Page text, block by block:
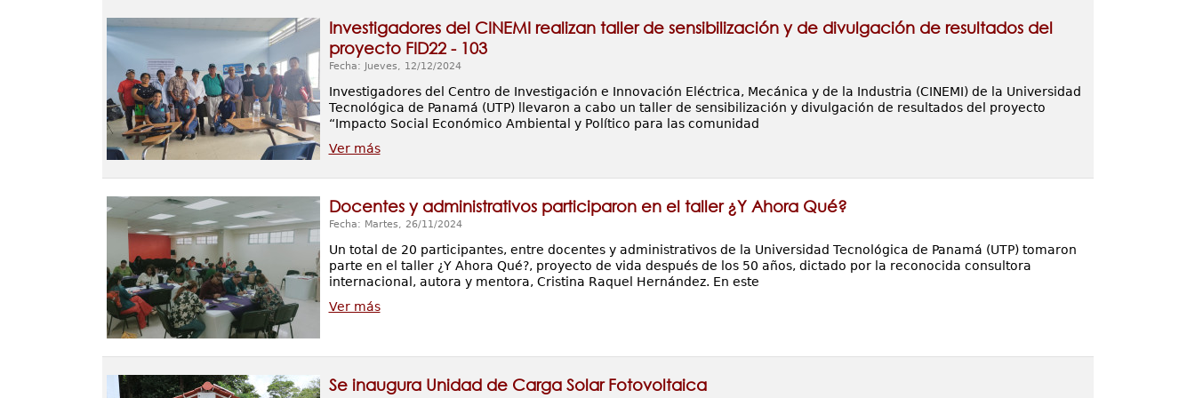
Investigadores del CINEMI realizan taller de sensibilización y de divulgación de resultados del
proyecto FID22 - 103
Fecha: Jueves, 12/12/2024
Investigadores del Centro de Investigación e Innovación Eléctrica, Mecánica y de la Industria (CINEMI) de la Universidad
Tecnológica de Panamá (UTP) llevaron a cabo un taller de sensibilización y divulgación de resultados del proyecto
“Impacto Social Económico Ambiental y Político para las comunidad
Ver más
Docentes y administrativos participaron en el taller ¿Y Ahora Qué?
Fecha: Martes, 26/11/2024
Un total de 20 participantes, entre docentes y administrativos de la Universidad Tecnológica de Panamá (UTP) tomaron
parte en el taller ¿Y Ahora Qué?, proyecto de vida después de los 50 años, dictado por la reconocida consultora
internacional, autora y mentora, Cristina Raquel Hernández. En este
Ver más
Se inaugura Unidad de Carga Solar Fotovoltaica